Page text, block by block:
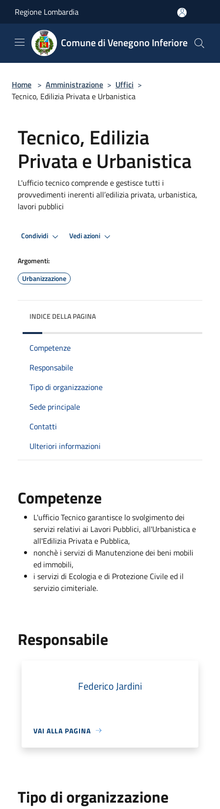
Regione Lombardia
Comune di Venegono Inferiore
Home > Amministrazione > Uffici >
Tecnico, Edilizia Privata e Urbanistica
Tecnico, Edilizia
Privata e Urbanistica
L'ufficio tecnico comprende e gestisce tutti i
provvedimenti inerenti all’edilizia privata, urbanistica,
lavori pubblici
Condividi Vedi azioni
Argomenti:
Urbanizzazione
INDICE DELLA PAGINA
Competenze
Responsabile
Tipo di organizzazione
Sede principale
Contatti
Ulteriori informazioni
Competenze
L'ufficio Tecnico garantisce lo svolgimento dei
servizi relativi ai Lavori Pubblici, all'Urbanistica e
all'Edilizia Privata e Pubblica,
nonchè i servizi di Manutenzione dei beni mobili
ed immobili,
i servizi di Ecologia e di Protezione Civile ed il
servizio cimiteriale.
Responsabile
Federico Jardini
VAI ALLA PAGINA
Tipo di organizzazione